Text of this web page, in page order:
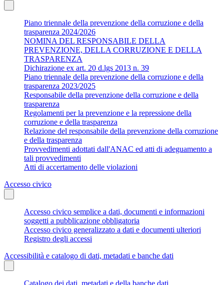
Piano triennale della prevenzione della corruzione e della
trasparenza 2024/2026
NOMINA DEL RESPONSABILE DELLA
PREVENZIONE, DELLA CORRUZIONE E DELLA
TRASPARENZA
Dichirazione ex art. 20 d.lgs 2013 n. 39
Piano triennale della prevenzione della corruzione e della
trasparenza 2023/2025
Responsabile della prevenzione della corruzione e della
trasparenza
Regolamenti per la prevenzione e la repressione della
corruzione e della trasparenza
Relazione del responsabile della prevenzione della corruzione
e della trasparenza
Provvedimenti adottati dall'ANAC ed atti di adeguamento a
tali provvedimenti
Atti di accertamento delle violazioni
Accesso civico
Accesso civico semplice a dati, documenti e informazioni
soggetti a pubblicazione obbligatoria
Accesso civico generalizzato a dati e documenti ulteriori
Registro degli accessi
Accessibilità e catalogo di dati, metadati e banche dati
Catalogo dei dati, metadati e della banche dati